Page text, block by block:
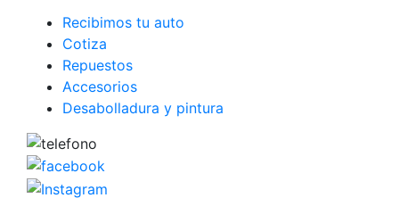
Recibimos tu auto
Cotiza
Repuestos
Accesorios
Desabolladura y pintura